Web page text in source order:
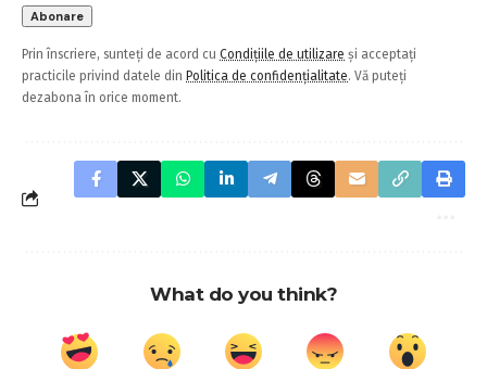
Prin înscriere, sunteți de acord cu Condițiile de utilizare și acceptați
practicile privind datele din Politica de confidențialitate. Vă puteți
dezabona în orice moment.
What do you think?